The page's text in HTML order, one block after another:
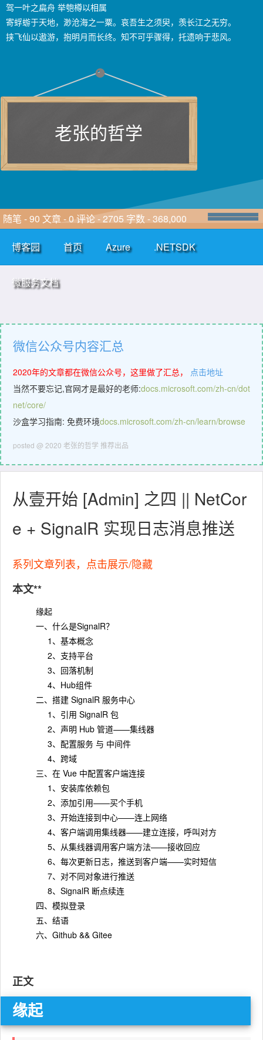
驾一叶之扁舟 举匏樽以相属
寄蜉蝣于天地，渺沧海之一粟。哀吾生之须臾，羡长江之无穷。
挟飞仙以遨游，抱明月而长终。知不可乎骤得，托遗响于悲风。
老张的哲学
随笔 - 90 文章 - 0 评论 - 2705 字数 - 368,000
博客园 首页 Azure .NETSDK
微服务文档
微信公众号内容汇总
2020年的文章都在微信公众号，这里做了汇总， 点击地址
当然不要忘记,官网才是最好的老师:docs.microsoft.com/zh-cn/dot
net/core/
沙盒学习指南: 免费环境docs.microsoft.com/zh-cn/learn/browse
posted @ 2020 老张的哲学 推荐出品
从壹开始 [Admin] 之四 || NetCor
e + SignalR 实现日志消息推送
系列文章列表，点击展示/隐藏
本文**
缘起
一、什么是SignalR？
1、基本概念
2、支持平台
3、回落机制
4、Hub组件
二、搭建 SignalR 服务中心
1、引用 SignalR 包
2、声明 Hub 管道——集线器
3、配置服务 与 中间件
4、跨域
三、在 Vue 中配置客户端连接
1、安装库依赖包
2、添加引用——买个手机
3、开始连接到中心——连上网络
4、客户端调用集线器——建立连接，呼叫对方
5、从集线器调用客户端方法——接收回应
6、每次更新日志，推送到客户端——实时短信
7、对不同对象进行推送
8、SignalR 断点续连
四、模拟登录
五、结语
六、Github && Gitee
正文
缘起